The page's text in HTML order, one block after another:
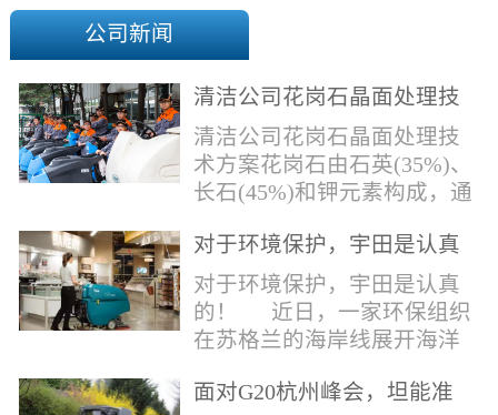
公司新闻
清洁公司花岗石晶面处理技
术方案
清洁公司花岗石晶面处理技
术方案花岗石由石英(35%)、
长石(45%)和钾元素构成，通
含有极少量的方解石，表面
能看出具有矿物颗粒的结晶
体，硬度比大理石硬，硬度
在6.5左右。维护比大理石容
染，花岗石的种类根据石英,
对于环境保护，宇田是认真
的！
对于环境保护，宇田是认真
的！ 近日，一家环保组织
在苏格兰的海岸线展开海洋
洋塑料垃圾对英国海洋生物
面对G20杭州峰会，坦能准